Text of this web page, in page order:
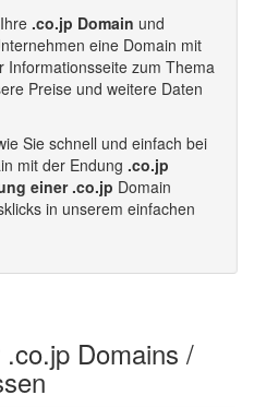
.co.jp Domain und
eine Domain mit
Informationsseite zum Thema
Preise und weitere Daten
Sie schnell und einfach bei
mit der Endung .co.jp
einer .co.jp Domain
in unserem einfachen
Domains /